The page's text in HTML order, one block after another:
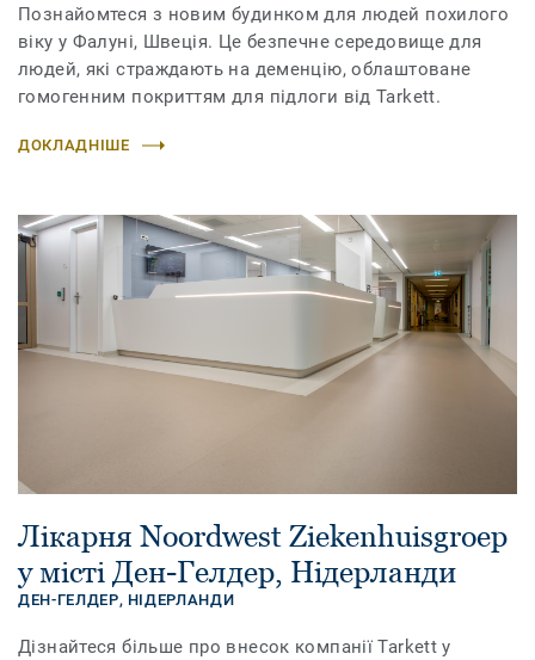
Познайомтеся з новим будинком для людей похилого
віку у Фалуні, Швеція. Це безпечне середовище для
людей, які страждають на деменцію, облаштоване
гомогенним покриттям для підлоги від Tarkett.
ДОКЛАДНІШЕ
Лікарня Noordwest Ziekenhuisgroep
у місті Ден-Гелдер, Нідерланди
ДЕН-ГЕЛДЕР, НІДЕРЛАНДИ
Дізнайтеся більше про внесок компанії Tarkett у